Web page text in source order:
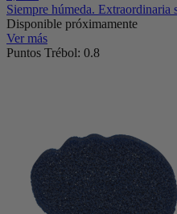
Siempre húmeda. Extraordinaria
Disponible próximamente
Ver más
Puntos Trébol: 0.8